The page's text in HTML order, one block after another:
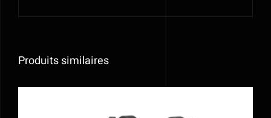
Produits similaires